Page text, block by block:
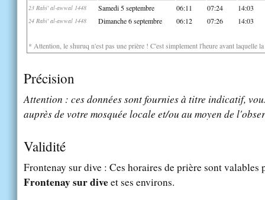
23 Rabi' al-awwal 1448 Samedi 5 septembre 06:11 07:24 14:03
24 Rabi' al-awwal 1448 Dimanche 6 septembre 06:12 07:26 14:03
* Attention, le shuruq n'est pas une prière ! C'est simplement l'heure avant laquelle
Précision
Attention : ces données sont fournies à titre indicatif,
auprès de votre mosquée locale et/ou au moyen de
Validité
Frontenay sur dive : Ces horaires de prière sont valables
Frontenay sur diveet ses environs.